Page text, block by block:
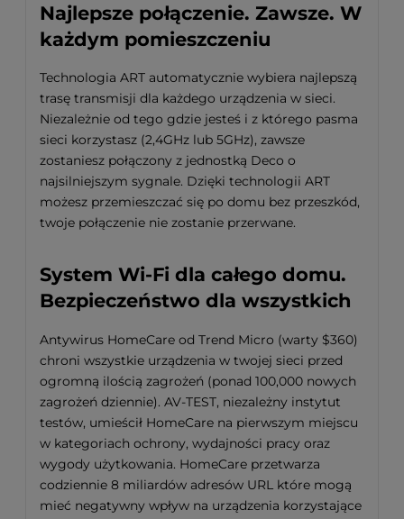
Najlepsze połączenie. Zawsze. W
każdym pomieszczeniu
Technologia ART automatycznie wybiera najlepszą
trasę transmisji dla każdego urządzenia w sieci.
Niezależnie od tego gdzie jesteś i z którego pasma
sieci korzystasz (2,4GHz lub 5GHz), zawsze
zostaniesz połączony z jednostką Deco o
najsilniejszym sygnale. Dzięki technologii ART
możesz przemieszczać się po domu bez przeszkód,
twoje połączenie nie zostanie przerwane.
System Wi-Fi dla całego domu.
Bezpieczeństwo dla wszystkich
Antywirus HomeCare od Trend Micro (warty $360)
chroni wszystkie urządzenia w twojej sieci przed
ogromną ilością zagrożeń (ponad 100,000 nowych
zagrożeń dziennie). AV-TEST, niezależny instytut
testów, umieścił HomeCare na pierwszym miejscu
w kategoriach ochrony, wydajności pracy oraz
wygody użytkowania. HomeCare przetwarza
codziennie 8 miliardów adresów URL które mogą
mieć negatywny wpływ na urządzenia korzystające